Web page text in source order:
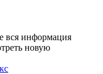
вся информация
новую